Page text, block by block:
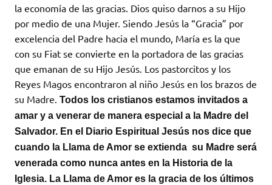
la economía de las gracias. Dios quiso darnos a su Hijo
por medio de una Mujer. Siendo Jesús la “Gracia” por
excelencia del Padre hacia el mundo, María es la que
con su Fiat se convierte en la portadora de las gracias
que emanan de su Hijo Jesús. Los pastorcitos y los
Reyes Magos encontraron al niño Jesús en los brazos de
su Madre. Todos los cristianos estamos invitados a
amar y a venerar de manera especial a la Madre del
Salvador. En el Diario Espiritual Jesús nos dice que
cuando la Llama de Amor se extienda su Madre será
venerada como nunca antes en la Historia de la
Iglesia. La Llama de Amor es la gracia de los últimos